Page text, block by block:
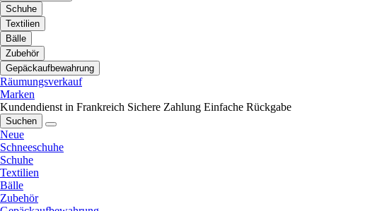
Schuhe
Textilien
Bälle
Zubehör
Gepäckaufbewahrung
Räumungsverkauf
Marken
Kundendienst in Frankreich Sichere Zahlung Einfache Rückgabe
Suchen
Neue
Schneeschuhe
Schuhe
Textilien
Bälle
Zubehör